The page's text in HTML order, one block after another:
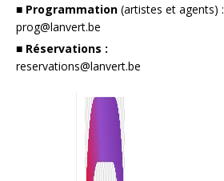
■ Programmation (artistes et agents) :
prog@lanvert.be
■ Réservations :
reservations@lanvert.be